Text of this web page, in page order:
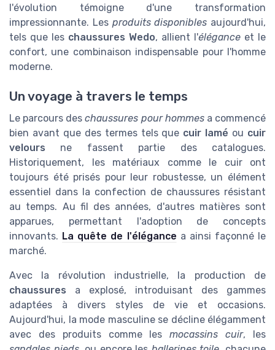
l'évolution témoigne d'une transformation
impressionnante. Les produits disponibles aujourd'hui,
tels que les chaussures Wedo, allient l'élégance et le
confort, une combinaison indispensable pour l'homme
moderne.
Un voyage à travers le temps
Le parcours deschaussures pour hommesa commencé
bien avant que des termes tels que cuir lamé ou cuir
velours ne fassent partie des catalogues.
Historiquement, les matériaux comme le cuir ont
toujours été prisés pour leur robustesse, un élément
essentiel dans la confection de chaussures résistant
au temps. Au fil des années, d'autres matières sont
apparues, permettant l'adoption de concepts
innovants. La quête de l'élégance a ainsi façonné le
marché.
Avec la révolution industrielle, la production de
chaussures a explosé, introduisant des gammes
adaptées à divers styles de vie et occasions.
Aujourd'hui, la mode masculine se décline élégamment
avec des produits comme lesmocassins cuir, les